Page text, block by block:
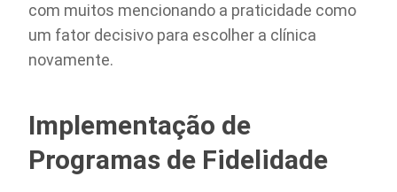
com muitos mencionando a praticidade como
um fator decisivo para escolher a clínica
novamente.
Implementação de
Programas de Fidelidade